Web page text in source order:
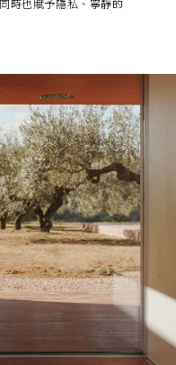
時也賦予隱私、寧靜的